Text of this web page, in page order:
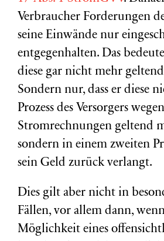
Verbraucher Forderungen
seine Einwände nur
entgegenhalten. Das
diese gar nicht mehr
Sondern nur, dass er diese
Prozess des Versorgers
Stromrechnungen geltend
sondern in einem zweiten
sein Geld zurück verlangt.
Dies gilt aber nicht in
Fällen, vor allem dann,
Möglichkeit eines